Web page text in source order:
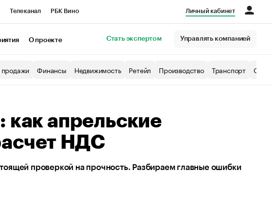
Телеканал РБК Вино
Бизнес
Личный кабинет
О проекте Стать экспертом Управлять компанией
Финансы Недвижимость Ретейл Производство Транспорт
как апрельские
НДС
проверкой на прочность. Разбираем главные ошибки